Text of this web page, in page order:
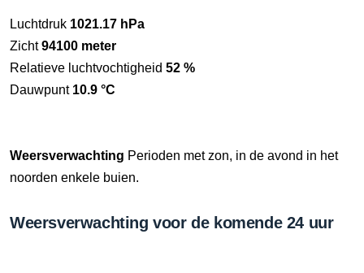
Luchtdruk 1021.17 hPa
Zicht94100 meter
Relatieve luchtvochtigheid 52 %
Dauwpunt 10.9 °C
Weersverwachting Perioden met zon, in de avond in het
noorden enkele buien.
Weersverwachting voor de komende 24 uur